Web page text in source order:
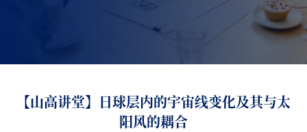
【山高讲堂】日球层内的宇宙线变化及其与太
阳风的耦合